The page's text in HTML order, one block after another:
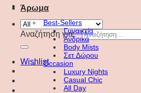
Αναζήτηση για:
Wishlist
Άρωμα
Best-Sellers
Γυναικεία
Ανδρικά
Body Mists
Σετ Δώρου
Occasion
Luxury Nights
Casual Chic
All Day